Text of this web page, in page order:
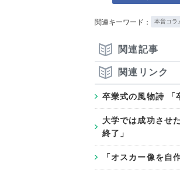
関連キーワード： 本音コラ
関連記事
関連リンク
卒業式の風物詩 「
大学では成功させ
終了」
「オスカー像を自